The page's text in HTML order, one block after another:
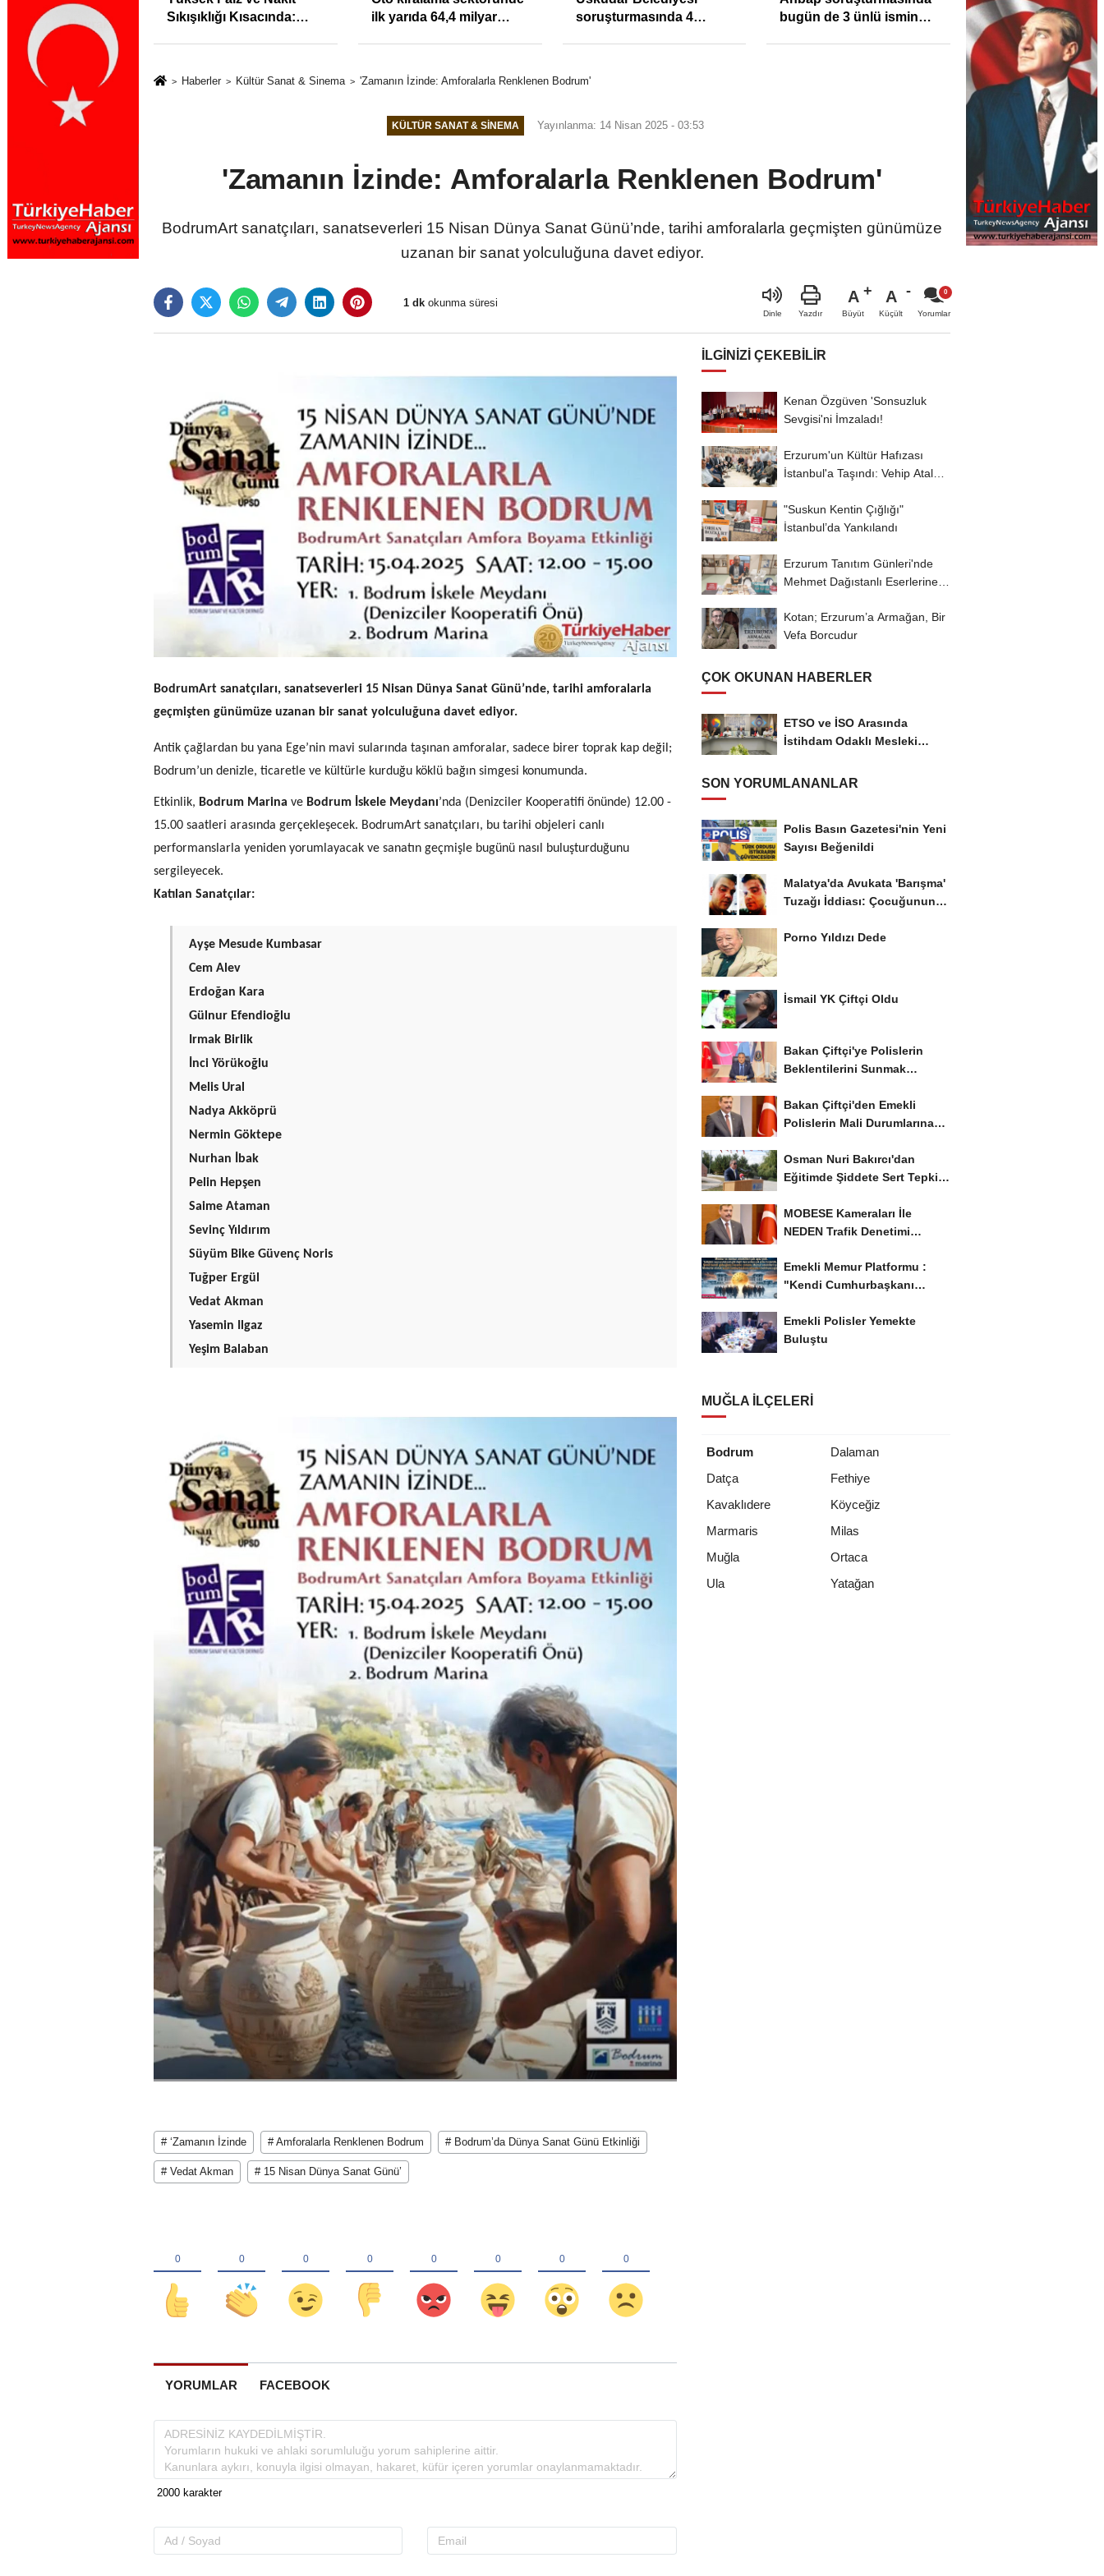
%31,75;
%50,49 olarak
Sıkışıklığı Kısacında:
ilk yarıda 64,4 milyar
soruşturmasında 4
bugün de 3 ünlü ismin
Haberler Kültür Sanat & Sinema 'Zamanın İzinde: Amforalarla Renklenen Bodrum'
KÜLTÜR SANAT & SINEMA Yayınlanma: 14 Nisan 2025 - 03:53
'Zamanın İzinde: Amforalarla Renklenen Bodrum'
BodrumArt sanatçıları, sanatseverleri 15 Nisan Dünya Sanat Günü’nde, tarihi amforalarla geçmişten günümüze
uzanan bir sanat yolculuğuna davet ediyor.
1 dk okunma süresi
Dinle Yazdır
A
Büyüt
A
Küçült Yorumlar
BodrumArt sanatçıları, sanatseverleri 15 Nisan Dünya Sanat Günü’nde, tarihi amforalarla
geçmişten günümüze uzanan bir sanat yolculuğuna davet ediyor.
Antik çağlardan bu yana Ege’nin mavi sularında taşınan amforalar, sadece birer toprak kap değil;
Bodrum’un denizle, ticaretle ve kültürle kurduğu köklü bağın simgesi konumunda.
Etkinlik, Bodrum Marina ve Bodrum İskele Meydanı’nda (Denizciler Kooperatifi önünde) 12.00 -
15.00 saatleri arasında gerçekleşecek. BodrumArt sanatçıları, bu tarihi objeleri canlı
performanslarla yeniden yorumlayacak ve sanatın geçmişle bugünü nasıl buluşturduğunu
sergileyecek.
Katılan Sanatçılar:
Ayşe Mesude Kumbasar
Cem Alev
Erdoğan Kara
Gülnur Efendioğlu
Irmak Birlik
İnci Yörükoğlu
Melis Ural
Nadya Akköprü
Nermin Göktepe
Nurhan İbak
Pelin Hepşen
Saime Ataman
Sevinç Yıldırım
Süyüm Bike Güvenç Noris
Tuğper Ergül
Vedat Akman
Yasemin Ilgaz
Yeşim Balaban
# ‘Zamanın İzinde # Amforalarla Renklenen Bodrum # Bodrum’da Dünya Sanat Günü Etkinliği
# Vedat Akman # 15 Nisan Dünya Sanat Günü’
YORUMLAR FACEBOOK
İLGINIZI ÇEKEBILIR
Kenan Özgüven 'Sonsuzluk
Sevgisi'ni İmzaladı!
Erzurum'un Kültür Hafızası
İstanbul'a Taşındı: Vehip Atalay
"Suskun Kentin Çığlığı"
İstanbul’da Yankılandı
Erzurum Tanıtım Günleri'nde
Mehmet Dağıstanlı Eserlerine
Kotan; Erzurum’a Armağan, Bir
Vefa Borcudur
ÇOK OKUNAN HABERLER
ETSO ve İSO Arasında
İstihdam Odaklı Mesleki
SON YORUMLANANLAR
Polis Basın Gazetesi'nin Yeni
Sayısı Beğenildi
Malatya'da Avukata 'Barışma'
Tuzağı İddiası: Çocuğunun
Porno Yıldızı Dede
İsmail YK Çiftçi Oldu
Bakan Çiftçi'ye Polislerin
Beklentilerini Sunmak
Bakan Çiftçi'den Emekli
Polislerin Mali Durumlarına
Osman Nuri Bakırcı'dan
Eğitimde Şiddete Sert Tepki:
MOBESE Kameraları İle
NEDEN Trafik Denetimi
Emekli Memur Platformu :
"Kendi Cumhurbaşkanı
Emekli Polisler Yemekte
Buluştu
MUĞLA İLÇELERI
Bodrum
Dalaman
Datça
Fethiye
Kavaklıdere
Köyceğiz
Marmaris
Milas
Muğla
Ortaca
Ula
Yatağan